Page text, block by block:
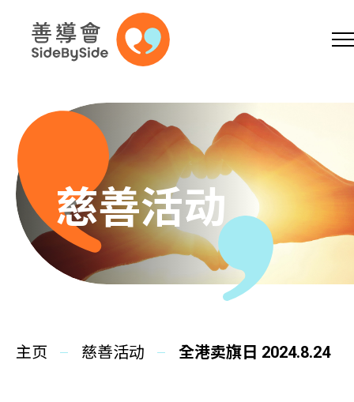
跳到内容（按回车键）
A 繁
主页
同你讲故事
慈善活动
主页 慈善活动 全港卖旗日 2024.8.24